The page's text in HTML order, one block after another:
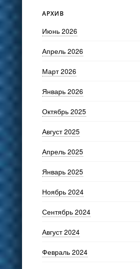
АРХИВ
Июнь 2026
Апрель 2026
Март 2026
Январь 2026
Октябрь 2025
Август 2025
Апрель 2025
Январь 2025
Ноябрь 2024
Сентябрь 2024
Август 2024
Февраль 2024